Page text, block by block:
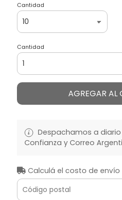
Cantidad
Cantidad
AGREGAR AL
Despachamos a
Confianza y Correo
Calculá el costo de envío